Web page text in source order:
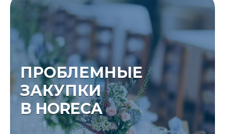
ПРОБЛЕМНЫЕ
ЗАКУПКИ
В HORECA